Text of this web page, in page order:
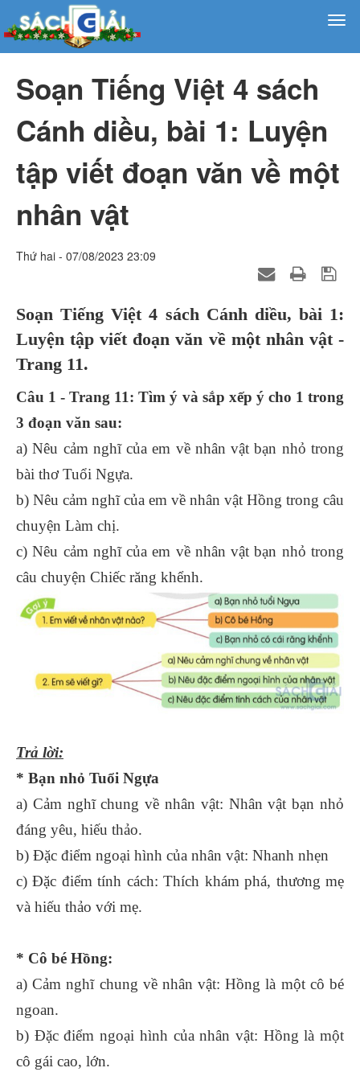
Soạn Tiếng Việt 4 sách
Cánh diều, bài 1: Luyện
tập viết đoạn văn về một
nhân vật
Thứ hai - 07/08/2023 23:09
Soạn Tiếng Việt 4 sách Cánh diều, bài 1:
Luyện tập viết đoạn văn về một nhân vật -
Trang 11.
Câu 1 - Trang 11: Tìm ý và sắp xếp ý cho 1 trong
3 đoạn văn sau:
a) Nêu cảm nghĩ của em về nhân vật bạn nhỏ trong
bài thơ Tuổi Ngựa.
b) Nêu cảm nghĩ của em về nhân vật Hồng trong câu
chuyện Làm chị.
c) Nêu cảm nghĩ của em về nhân vật bạn nhỏ trong
câu chuyện Chiếc răng khểnh.
Trả lời:
* Bạn nhỏ Tuổi Ngựa
a) Cảm nghĩ chung về nhân vật: Nhân vật bạn nhỏ
đáng yêu, hiếu thảo.
b) Đặc điểm ngoại hình của nhân vật: Nhanh nhẹn
c) Đặc điểm tính cách: Thích khám phá, thương mẹ
và hiếu thảo với mẹ.
* Cô bé Hồng:
a) Cảm nghĩ chung về nhân vật: Hồng là một cô bé
ngoan.
b) Đặc điểm ngoại hình của nhân vật: Hồng là một
cô gái cao, lớn.